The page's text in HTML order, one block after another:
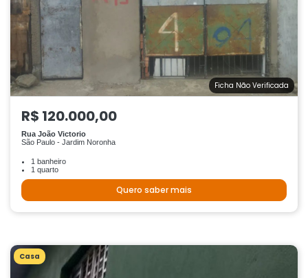
Ficha Não Verificada
R$ 120.000,00
Rua João Victorio
São Paulo - Jardim Noronha
1 banheiro
1 quarto
Quero saber mais
Casa